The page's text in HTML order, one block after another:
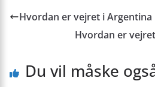
Hvordan er vejret i Argentina
Hvordan er
Du vil måske